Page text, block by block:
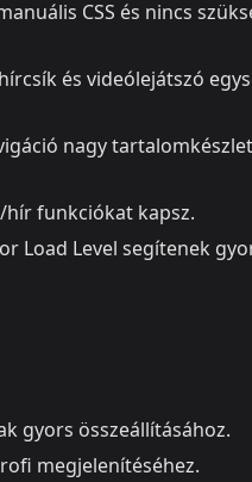
CSS és nincs
és videólejátszó
nagy
hír funkciókat kapsz.
Load Level segítenek
gyors összeállításához.
megjelenítéséhez.